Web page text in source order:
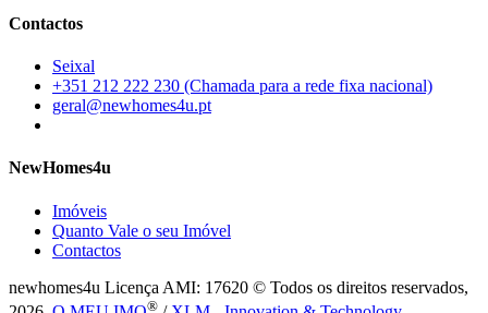
Contactos
Seixal
+351 212 222 230 (Chamada para a rede fixa nacional)
geral@newhomes4u.pt
NewHomes4u
Imóveis
Quanto Vale o seu Imóvel
Contactos
newhomes4u Licença AMI: 17620 © Todos os direitos reservados,
®